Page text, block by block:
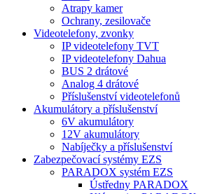
Atrapy kamer
Ochrany, zesilovače
Videotelefony, zvonky
IP videotelefony TVT
IP videotelefony Dahua
BUS 2 drátové
Analog 4 drátové
Příslušenství videotelefonů
Akumulátory a příslušenství
6V akumulátory
12V akumulátory
Nabíječky a příslušenství
Zabezpečovací systémy EZS
PARADOX systém EZS
Ústředny PARADOX